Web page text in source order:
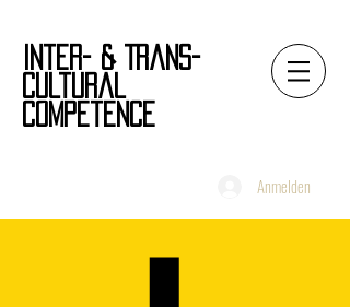
Inter- & Trans-
Cultural
Competence
Anmelden